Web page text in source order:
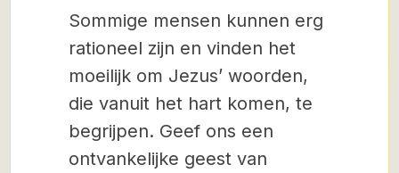
Sommige mensen kunnen erg
rationeel zijn en vinden het
moeilijk om Jezus’ woorden,
die vanuit het hart komen, te
begrijpen. Geef ons een
ontvankelijke geest van